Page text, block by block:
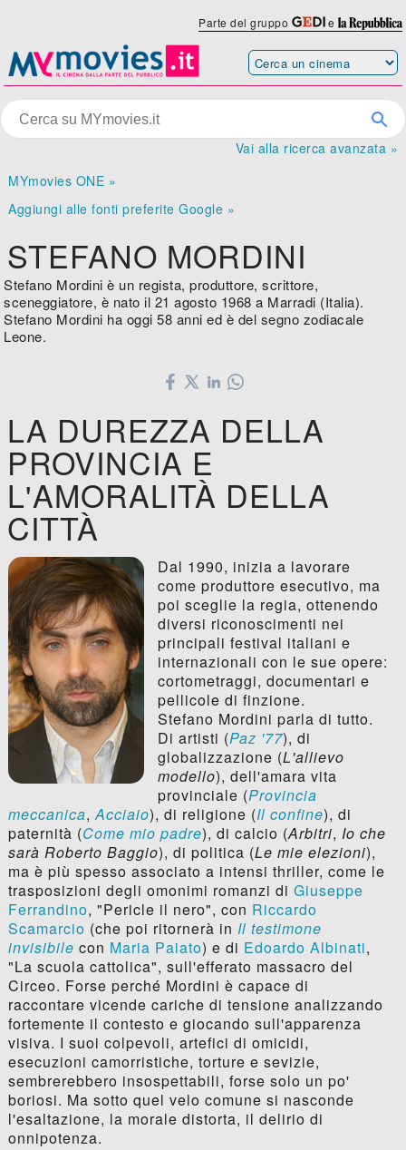
Parte del gruppo e
Vai alla ricerca avanzata »
MYmovies ONE »
Aggiungi alle fonti preferite Google »
STEFANO MORDINI
Stefano Mordini è un regista, produttore, scrittore,
sceneggiatore, è nato il 21 agosto 1968 a Marradi (Italia).
Stefano Mordini ha oggi 58 anni ed è del segno zodiacale
Leone.
LA DUREZZA DELLA
PROVINCIA E
L'AMORALITÀ DELLA
CITTÀ
Dal 1990, inizia a lavorare
come produttore esecutivo, ma
poi sceglie la regia, ottenendo
diversi riconoscimenti nei
principali festival italiani e
internazionali con le sue opere:
cortometraggi, documentari e
pellicole di finzione.
Stefano Mordini parla di tutto.
Di artisti (Paz '77), di
globalizzazione (L'allievo
modello), dell'amara vita
provinciale (Provincia
meccanica,Acciaio), di religione (Il confine), di
paternità (Come mio padre), di calcio (Arbitri, Io che
sarà Roberto Baggio), di politica (Le mie elezioni),
ma è più spesso associato a intensi thriller, come le
trasposizioni degli omonimi romanzi di Giuseppe
Ferrandino, "Pericle il nero", con Riccardo
Scamarcio (che poi ritornerà in Il testimone
invisibile con Maria Paiato) e di Edoardo Albinati,
"La scuola cattolica", sull'efferato massacro del
Circeo. Forse perché Mordini è capace di
raccontare vicende cariche di tensione analizzando
fortemente il contesto e giocando sull'apparenza
visiva. I suoi colpevoli, artefici di omicidi,
esecuzioni camorristiche, torture e sevizie,
sembrerebbero insospettabili, forse solo un po'
boriosi. Ma sotto quel velo comune si nasconde
l'esaltazione, la morale distorta, il delirio di
onnipotenza.